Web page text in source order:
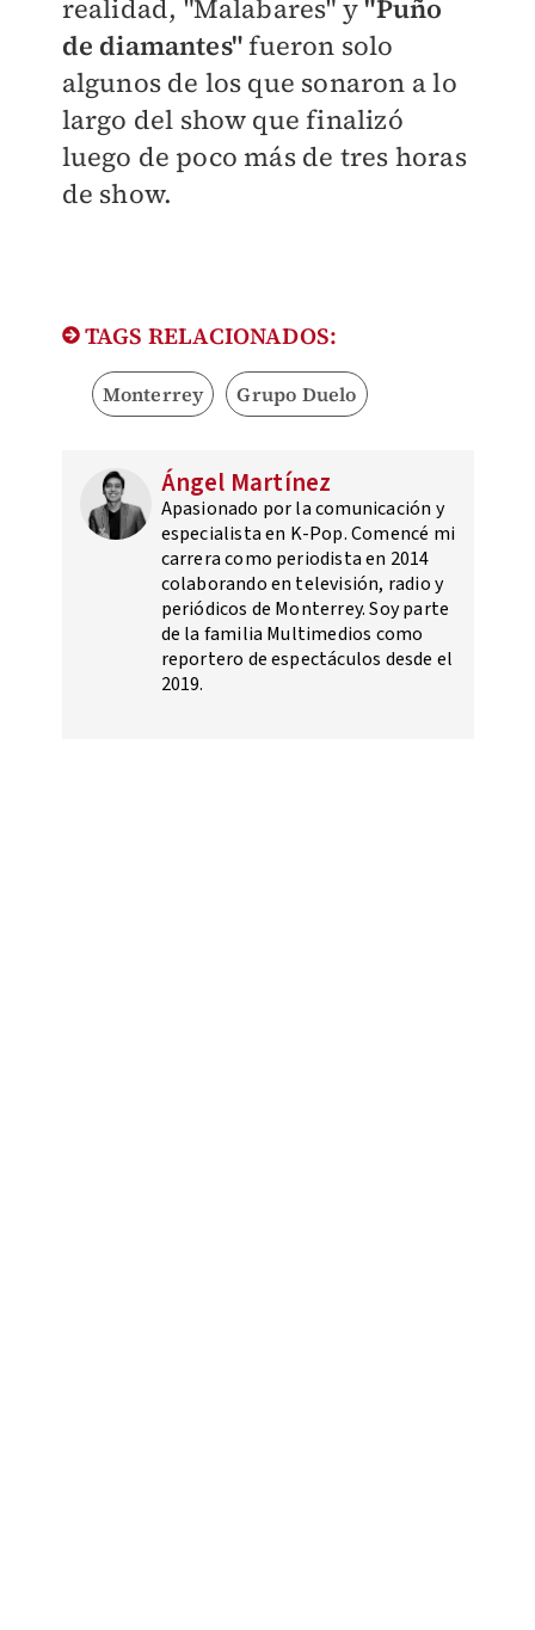
realidad, "Malabares" y"Puño
de diamantes"fueron solo
algunos de los que sonaron a lo
largo del show que finalizó
luego de poco más de tres horas
de show.
TAGS RELACIONADOS:
Monterrey Grupo Duelo
Ángel Martínez
Apasionado por la comunicación y
especialista en K-Pop. Comencé mi
carrera como periodista en 2014
colaborando en televisión, radio y
periódicos de Monterrey. Soy parte
de la familia Multimedios como
reportero de espectáculos desde el
2019.